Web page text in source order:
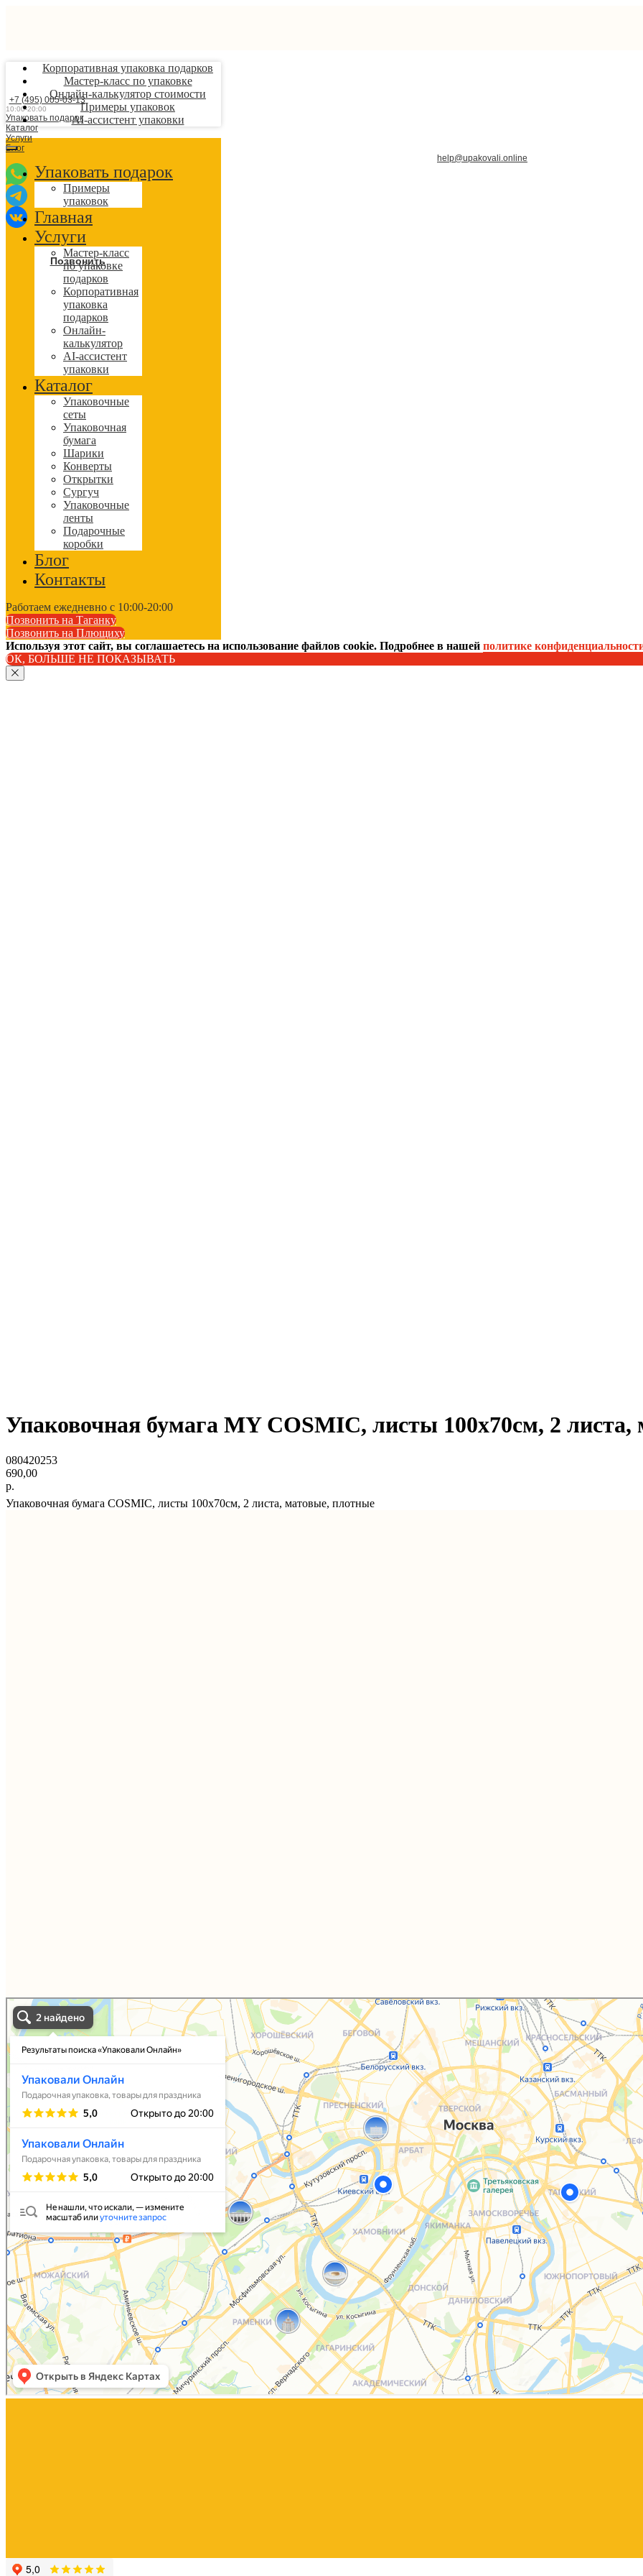
+7 (495) 005-03-13
10:00-20:00
Упаковать подарок
Каталог
Услуги
Блог
help@upakovali.online
Позвонить
Корпоративная упаковка подарков
Мастер-класс по упаковке
Онлайн-калькулятор стоимости
Примеры упаковок
AI-ассистент упаковки
Упаковать подарок
Примеры
упаковок
Главная
Услуги
Мастер-класс
по упаковке
подарков
Корпоративная
упаковка
подарков
Онлайн-
калькулятор
AI-ассистент
упаковки
Каталог
Упаковочные
сеты
Упаковочная
бумага
Шарики
Конверты
Открытки
Сургуч
Упаковочные
ленты
Подарочные
коробки
Блог
Контакты
Работаем ежедневно с 10:00-20:00
Позвонить на Таганку
Позвонить на Плющиху
Используя этот сайт, вы соглашаетесь на использование файлов cookie. Подробнее в нашей политике
ОК, БОЛЬШЕ НЕ ПОКАЗЫВАТЬ
Упаковочная бумага MY COSMIC, листы 100х70см, 2
080420253
690,00
р.
Упаковочная бумага COSMIC, листы 100х70см, 2 листа, матовые, плотные
Упаковали Онлайн в Москве
Москва